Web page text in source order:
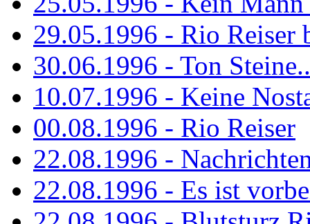
29.05.1996 - Rio Reiser
30.06.1996 - Ton
10.07.1996 - Keine
00.08.1996 - Rio Reiser
22.08.1996 -
22.08.1996 - Es ist